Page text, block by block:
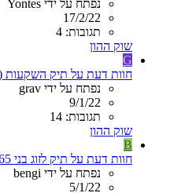
נפתח על ידי Yontes
17/2/22
תגובות: 4
שוק ההון
G
חוות דעת על תיק השקעות
נפתח על ידי grav
9/1/22
תגובות: 14
שוק ההון
B
חוות דעת על תיק לזוג בני 65
נפתח על ידי bengi
5/1/22